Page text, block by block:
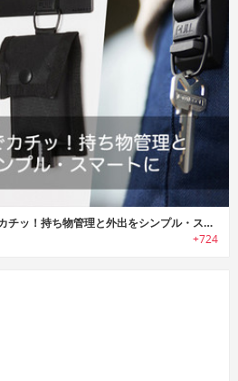
ALPAKA HUB｜マグネットでカチッ！持ち物管理と外出をシンプル・スマートに
+724